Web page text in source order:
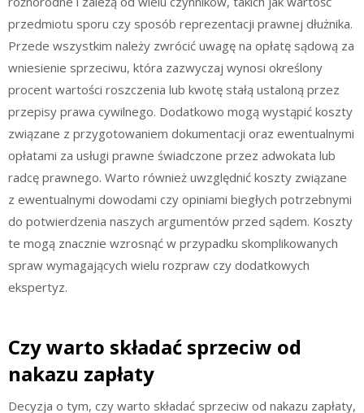
przedmiotu sporu czy sposób reprezentacji prawnej dłużnika.
Przede wszystkim należy zwrócić uwagę na opłatę sądową za
wniesienie sprzeciwu, która zazwyczaj wynosi określony
procent wartości roszczenia lub kwotę stałą ustaloną przez
przepisy prawa cywilnego. Dodatkowo mogą wystąpić koszty
związane z przygotowaniem dokumentacji oraz ewentualnymi
opłatami za usługi prawne świadczone przez adwokata lub
radcę prawnego. Warto również uwzględnić koszty związane
z ewentualnymi dowodami czy opiniami biegłych potrzebnymi
do potwierdzenia naszych argumentów przed sądem. Koszty
te mogą znacznie wzrosnąć w przypadku skomplikowanych
spraw wymagających wielu rozpraw czy dodatkowych
ekspertyz.
Czy warto składać sprzeciw od
nakazu zapłaty
Decyzja o tym, czy warto składać sprzeciw od nakazu zapłaty,